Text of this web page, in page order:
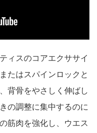
ィスのコアエクササイ
たはスパインロックと
背骨をやさしく伸ばし
の調整に集中するのに
筋肉を強化し、ウエス